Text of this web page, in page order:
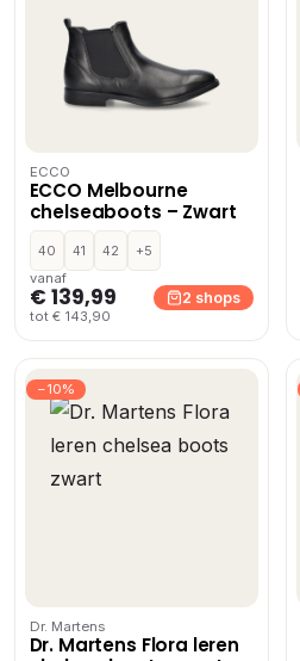
ECCO
ECCO Melbourne
chelseaboots – Zwart
40 41 42
+5
vanaf
€ 139,99
tot € 143,90
2 shops
−10%
Dr. Martens
Dr. Martens Flora leren